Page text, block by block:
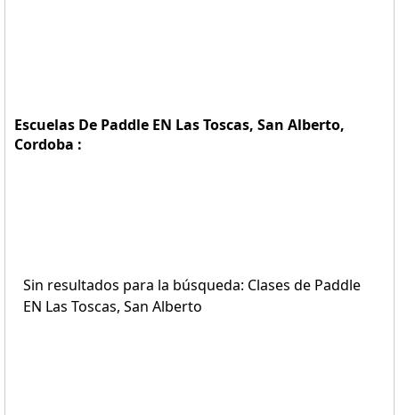
Escuelas De Paddle EN Las Toscas, San Alberto,
Cordoba :
Sin resultados para la búsqueda: Clases de Paddle
EN Las Toscas, San Alberto